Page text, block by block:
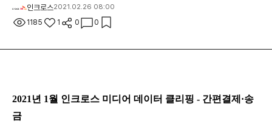
인크로스2021.02.26 08:00
1185 1 0 0
2021년 1월 인크로스 미디어 데이터 클리핑 - 간편결제·송
금